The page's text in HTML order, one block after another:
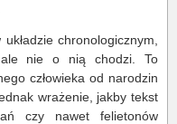
chronologicznym,
nie o nią chodzi. To
człowieka od narodzin
wrażenie, jakby tekst
czy nawet felietonów